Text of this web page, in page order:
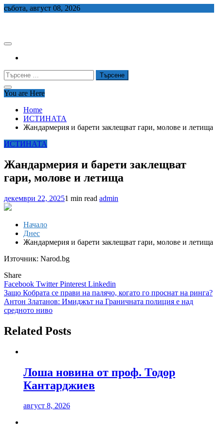
Skip
събота, август 08, 2026
Търсене
за:
You are Here
Home
ИСТИНАТА
Жандармерия и барети заклещват гари, молове и летища
ИСТИНАТА
Жандармерия и барети заклещват
гари, молове и летища
декември 22, 20251 min read admin
Начало
Днес
Жандармерия и барети заклещват гари, молове и летища
Източник: Narod.bg
Share
Facebook TwitterPinterest Linkedin
Навигация
Защо Кобрата се прави на палячо, когато го проснат на ринга?
Антон Златанов: Имиджът на Граничната полиция е над
средното ниво
Related Posts
Лоша новина от проф. Тодор
Кантарджиев
август 8, 2026